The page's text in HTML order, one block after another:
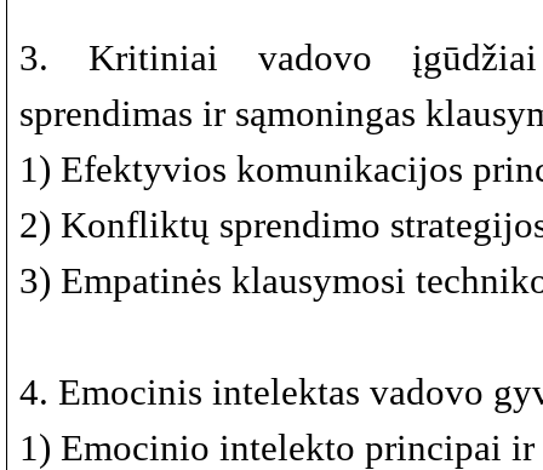
3. Kritiniai vadovo
sprendimas ir sąmoningas
1) Efektyvios komunikacijos
2) Konfliktų sprendimo
3) Empatinės klausymosi
4. Emocinis intelektas vadovo
1) Emocinio intelekto principai